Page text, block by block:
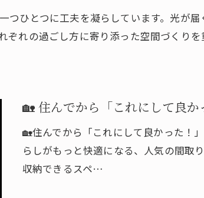
つひとつに工夫を凝らしています。光が
ぞれの過ごし方に寄り添った空間づくり
🏡 住んでから「これにして良か
🏡住んでから「これにして良かった！
らしがもっと快適になる、人気の間取
収納できるスペ…